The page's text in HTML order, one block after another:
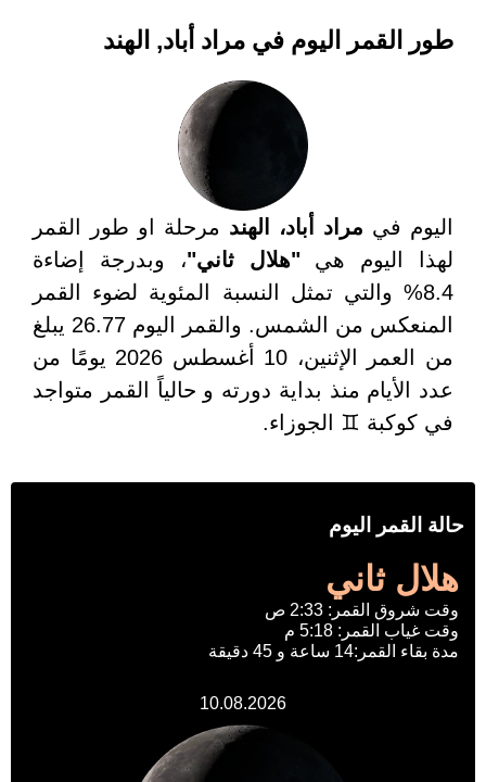
طور القمر اليوم في مراد أباد, الهند
اليوم في مراد أباد، الهند مرحلة او طور القمر
لهذا اليوم هي"هلال ثاني"، وبدرجة إضاءة
8.4% والتي تمثل النسبة المئوية لضوء القمر
المنعكس من الشمس. والقمر اليوم 26.77 يبلغ
من العمر الإثنين، 10 أغسطس 2026 يومًا من
عدد الأيام منذ بداية دورته و حالياً القمر متواجد
في كوكبة ♊ الجوزاء.
حالة القمر اليوم
هلال ثاني
وقت شروق القمر: 2:33 ص
وقت غياب القمر: 5:18 م
مدة بقاء القمر:14 ساعة و 45 دقيقة
10.08.2026